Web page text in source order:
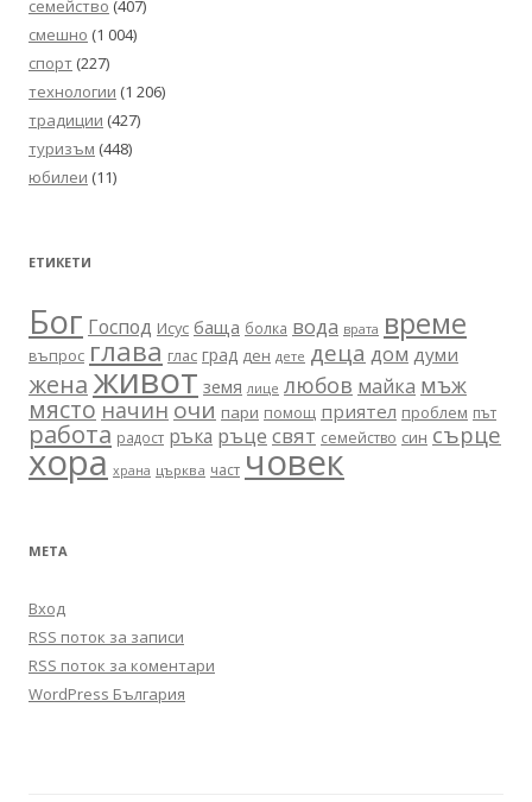
семейство (407)
смешно (1 004)
спорт (227)
технологии (1 206)
традиции (427)
туризъм (448)
юбилеи (11)
ЕТИКЕТИ
Бог Господ Исус баща болка вода врата време
въпрос глава глас град ден дете деца дом думи
женаживот земя лице любов майка мъж
място начин очи пари помощ приятел проблем път
работа радост ръка ръце свят семейство син сърце
хора храна църква част човек
МЕТА
Вход
RSS поток за записи
RSS поток за коментари
WordPress България